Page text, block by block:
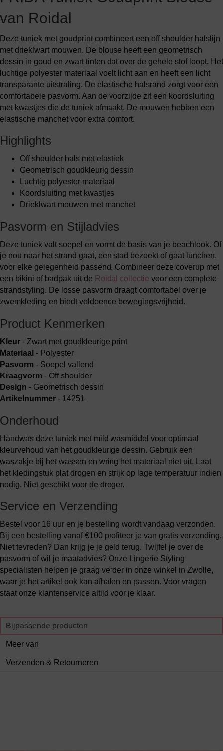
van Roidal
Deze tuniek met goudprint combineert een off shoulder halslijn
met drieklwart mouwen. De blouse heeft een geometrisch
dessin in goud en zwart tinten dat over de gehele stof loopt. Het
luchtige polyester materiaal voelt licht aan en heeft een licht
transparante uitstraling. De elastische halsrand zorgt voor een
comfortabele pasvorm. Aan de voorzijde zit een koordsluiting
met kwastjes die de tuniek afmaakt. De mouwen hebben een
elastische manchet voor extra comfort.
Highlights
Off shoulder hals met elastiek
Geometrisch goudkleurig dessin
Luchtig polyester materiaal
Koordsluiting met kwastjes
Drieklwart mouwen met manchet
Pasvorm en Stijladvies
Deze tuniek valt soepel en vormt de basis van je beachlook. Of
je nou naar het strand gaat, een stad bezoekt of gaat lunchen,
voor elke gelegenheid passend. Combineer deze coverup met
een bikini of badpak uit de Roidal collectie voor een complete
strandstyling. De losse pasvorm draagt comfortabel over je
zwemkleding en biedt voldoende bewegingsvrijheid.
Product Kenmerken
Kleur - Zwart met goudkleurige print
Materiaal - Polyester
Pasvorm - Soepel vallend
Kraagvorm - Off shoulder
Design - Geometrisch dessin
Artikelnummer - 14251
Onderhoud
Handwas deze tuniek met mild wasmiddel voor optimaal
kleurvehoud van het goudkleurige dessin. Gebruik een
waszakje bij het wassen en wring het materiaal niet uit. Laat
het kledingstuk plat drogen en strijk op lage temperatuur indien
nodig. Niet geschikt voor de droger.
Service en Verzending
Bestel voor 16 uur en je bestelling wordt vandaag verzonden.
Bij een bestelling vanaf €100 profiteer je van gratis verzending.
Niet tevreden? Dan krijg je je geld terug. Twijfel je over de
pasvorm of wil je maatadvies? Onze Lingerie Styling
specialisten helpen je graag verder in onze winkel in Zwolle,
waar je het artikel ook kan afhalen en passen. Voor vragen
staat onze klantenservice altijd voor je klaar.
Bijpassende producten
Meer van
Verzenden & Retourneren